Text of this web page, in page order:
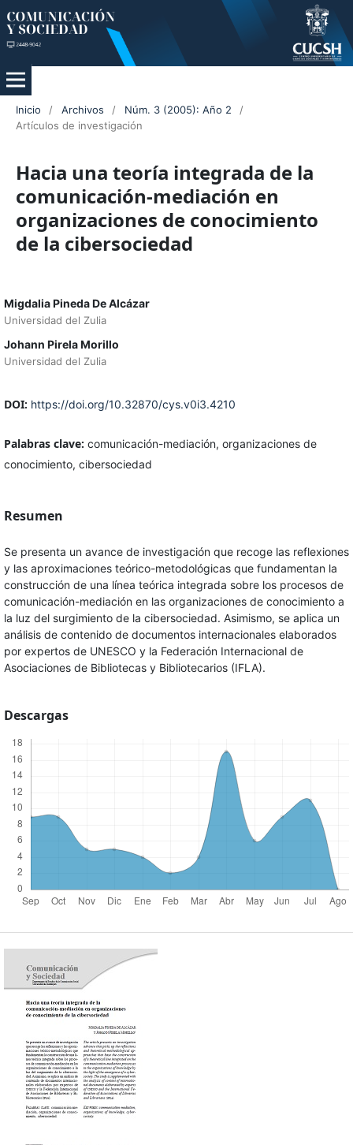
Inicio / Archivos / Núm. 3 (2005): Año 2
/
Artículos de investigación
Hacia una teoría integrada de la
comunicación-mediación en
organizaciones de conocimiento
de la cibersociedad
Migdalia Pineda De Alcázar
Universidad del Zulia
Johann Pirela Morillo
Universidad del Zulia
DOI: https://doi.org/10.32870/cys.v0i3.4210
Palabras clave: comunicación-mediación, organizaciones de
conocimiento, cibersociedad
Resumen
Se presenta un avance de investigación que recoge las reflexiones
y las aproximaciones teórico-metodológicas que fundamentan la
construcción de una línea teórica integrada sobre los procesos de
comunicación-mediación en las organizaciones de conocimiento a
la luz del surgimiento de la cibersociedad. Asimismo, se aplica un
análisis de contenido de documentos internacionales elaborados
por expertos de UNESCO y la Federación Internacional de
Asociaciones de Bibliotecas y Bibliotecarios (IFLA).
Descargas